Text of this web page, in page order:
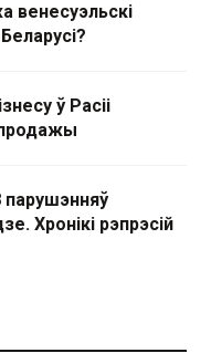
венесуэльскі
ў Расіі
парушэнняў
Хронікі рэпрэсій